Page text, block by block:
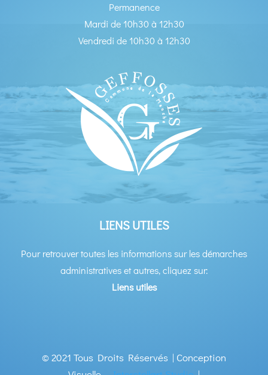
Permanence
Mardi de 10h30 à 12h30
Vendredi de 10h30 à 12h30
LIENS UTILES
Pour retrouver toutes les informations sur les démarches
administratives et autres, cliquez sur:
Liens utiles
© 2021 Tous Droits Réservés | Conception